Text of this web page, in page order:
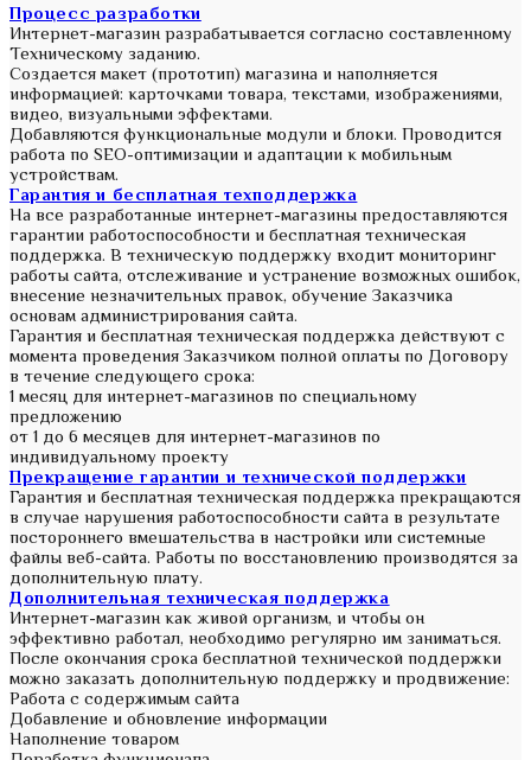
Процесс разработки
Интернет-магазин разрабатывается согласно составленному
Техническому заданию.
Создается макет (прототип) магазина и наполняется
информацией: карточками товара, текстами, изображениями,
видео, визуальными эффектами.
Добавляются функциональные модули и блоки. Проводится
работа по SEO-оптимизации и адаптации к мобильным
устройствам.
Гарантия и бесплатная техподдержка
На все разработанные интернет-магазины предоставляются
гарантии работоспособности и бесплатная техническая
поддержка. В техническую поддержку входит мониторинг
работы сайта, отслеживание и устранение возможных ошибок,
внесение незначительных правок, обучение Заказчика
основам администрирования сайта.
Гарантия и бесплатная техническая поддержка действуют с
момента проведения Заказчиком полной оплаты по Договору
в течение следующего срока:
1 месяц для интернет-магазинов по специальному
предложению
от 1 до 6 месяцев для интернет-магазинов по
индивидуальному проекту
Прекращение гарантии и технической поддержки
Гарантия и бесплатная техническая поддержка прекращаются
в случае нарушения работоспособности сайта в результате
постороннего вмешательства в настройки или системные
файлы веб-сайта. Работы по восстановлению производятся за
дополнительную плату.
Дополнительная техническая поддержка
Интернет-магазин как живой организм, и чтобы он
эффективно работал, необходимо регулярно им заниматься.
После окончания срока бесплатной технической поддержки
можно заказать дополнительную поддержку и продвижение:
Работа с содержимым сайта
Добавление и обновление информации
Наполнение товаром